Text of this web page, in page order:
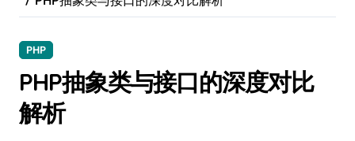
PHP
PHP抽象类与接口的深度对比
解析